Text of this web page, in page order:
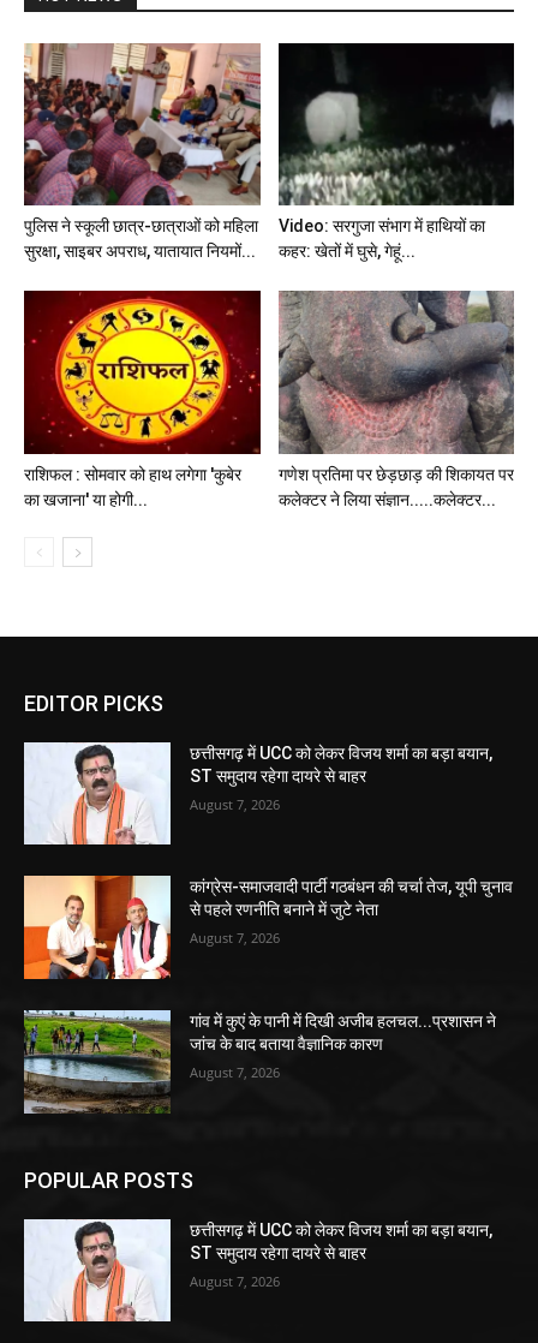
पुलिस ने स्कूली छात्र-छात्राओं को महिला
सुरक्षा, साइबर अपराध, यातायात नियमों...
Video: सरगुजा संभाग में हाथियों का
कहर: खेतों में घुसे, गेहूं...
राशिफल : सोमवार को हाथ लगेगा 'कुबेर
का खजाना' या होगी...
गणेश प्रतिमा पर छेड़छाड़ की शिकायत पर
कलेक्टर ने लिया संज्ञान.....कलेक्टर...
EDITOR PICKS
छत्तीसगढ़ में UCC को लेकर विजय शर्मा का बड़ा बयान,
ST समुदाय रहेगा दायरे से बाहर
August 7, 2026
कांग्रेस-समाजवादी पार्टी गठबंधन की चर्चा तेज, यूपी चुनाव
से पहले रणनीति बनाने में जुटे नेता
August 7, 2026
गांव में कुएं के पानी में दिखी अजीब हलचल...प्रशासन ने
जांच के बाद बताया वैज्ञानिक कारण
August 7, 2026
POPULAR POSTS
छत्तीसगढ़ में UCC को लेकर विजय शर्मा का बड़ा बयान,
ST समुदाय रहेगा दायरे से बाहर
August 7, 2026